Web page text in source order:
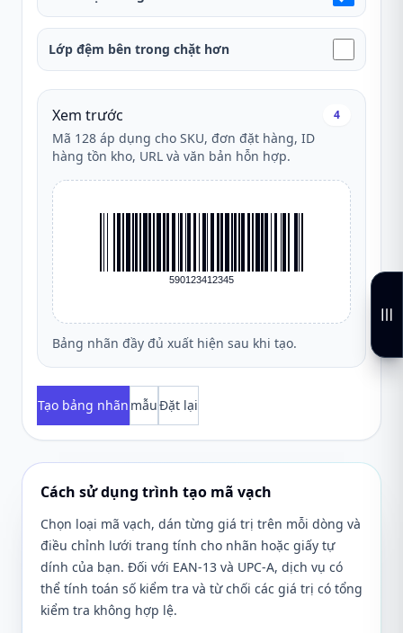
Lớp đệm bên trong chặt hơn
Xem trước
Mã 128 áp dụng cho SKU, đơn đặt hàng, ID
hàng tồn kho, URL và văn bản hỗn hợp.
4
590123412345
Bảng nhãn đầy đủ xuất hiện sau khi tạo.
Tạo bảng nhãn mẫuĐặt lại
Cách sử dụng trình tạo mã vạch
Chọn loại mã vạch, dán từng giá trị trên mỗi dòng và
điều chỉnh lưới trang tính cho nhãn hoặc giấy tự
dính của bạn. Đối với EAN-13 và UPC-A, dịch vụ có
thể tính toán số kiểm tra và từ chối các giá trị có tổng
kiểm tra không hợp lệ.